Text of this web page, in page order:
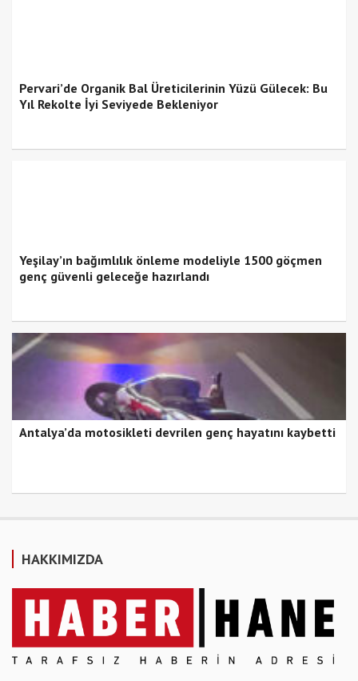
Pervari’de Organik Bal Üreticilerinin Yüzü Gülecek: Bu
Yıl Rekolte İyi Seviyede Bekleniyor
Yeşilay’ın bağımlılık önleme modeliyle 1500 göçmen
genç güvenli geleceğe hazırlandı
Antalya’da motosikleti devrilen genç hayatını kaybetti
HAKKIMIZDA